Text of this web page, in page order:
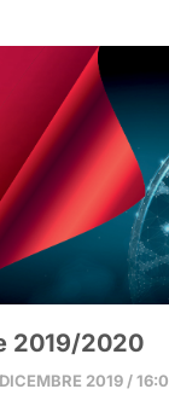
2019/2020
2019